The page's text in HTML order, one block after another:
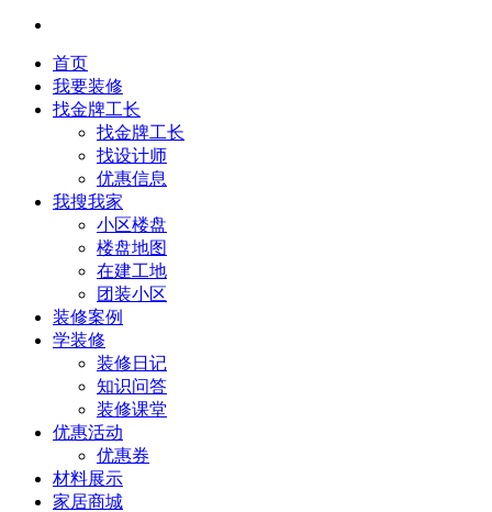
首页
我要装修
找金牌工长
找金牌工长
找设计师
优惠信息
我搜我家
小区楼盘
楼盘地图
在建工地
团装小区
装修案例
学装修
装修日记
知识问答
装修课堂
优惠活动
优惠券
材料展示
家居商城